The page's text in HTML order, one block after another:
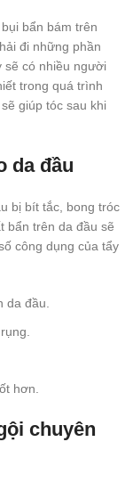
bẩn bám trên
đi những phần
sẽ có nhiều người
trong quá trình
giúp tóc sau khi
da đầu
bị bít tắc, bong tróc
bẩn trên da đầu sẽ
công dụng của tẩy
da đầu.
hơn.
chuyên